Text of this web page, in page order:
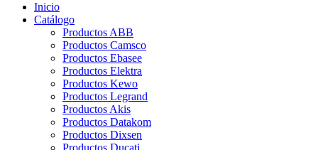
Inicio
Catálogo
Productos ABB
Productos Camsco
Productos Ebasee
Productos Elektra
Productos Kewo
Productos Legrand
Productos Akis
Productos Datakom
Productos Dixsen
Productos Ducati